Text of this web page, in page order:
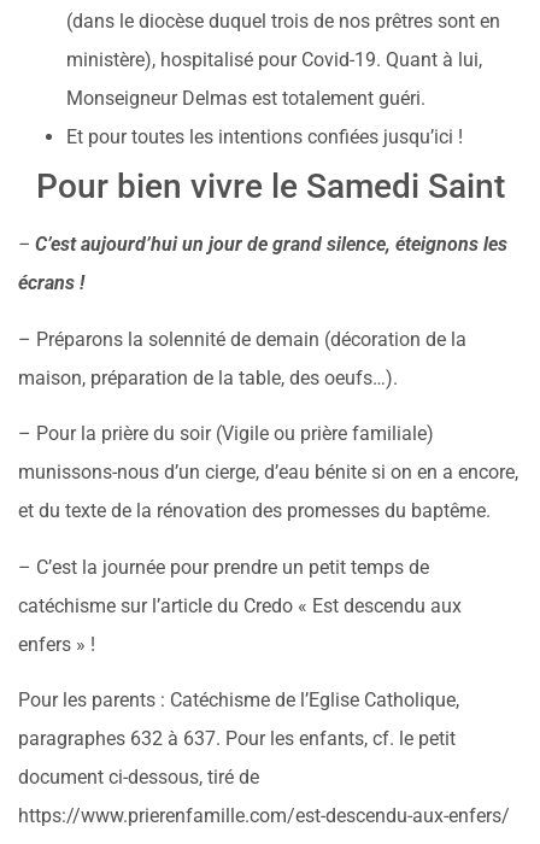
(dans le diocèse duquel trois de nos prêtres sont en
ministère), hospitalisé pour Covid-19. Quant à lui,
Monseigneur Delmas est totalement guéri.
Et pour toutes les intentions confiées jusqu’ici !
Pour bien vivre le Samedi Saint
– C’est aujourd’hui un jour de grand silence, éteignons les
écrans !
– Préparons la solennité de demain (décoration de la
maison, préparation de la table, des oeufs…).
– Pour la prière du soir (Vigile ou prière familiale)
munissons-nous d’un cierge, d’eau bénite si on en a encore,
et du texte de la rénovation des promesses du baptême.
– C’est la journée pour prendre un petit temps de
catéchisme sur l’article du Credo « Est descendu aux
enfers » !
Pour les parents : Catéchisme de l’Eglise Catholique,
paragraphes 632 à 637. Pour les enfants, cf. le petit
document ci-dessous, tiré de
https://www.prierenfamille.com/est-descendu-aux-enfers/